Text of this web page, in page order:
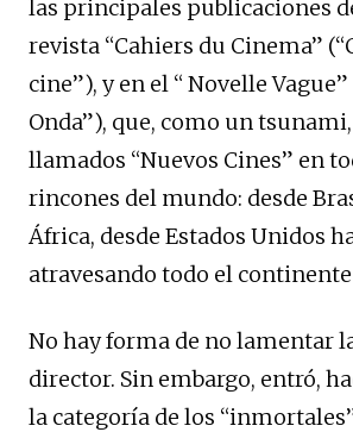
las principales publicaciones
revista “Cahiers du Cinema”
cine”), y en el “ Novelle
Onda”), que, como un
llamados “Nuevos Cines” en
rincones del mundo: desde
África, desde Estados Unidos
atravesando todo el
No hay forma de no lamentar
director. Sin embargo, entró,
la categoría de los